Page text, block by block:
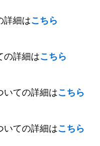
詳細はこちら
の詳細はこちら
ての詳細はこちら
ての詳細はこちら